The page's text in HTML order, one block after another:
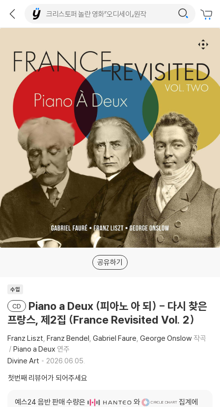
공유하기
수입
CD
Piano a Deux (피아노 아 되) - 다시 찾은
프랑스, 제2집 (France Revisited Vol. 2)
Franz Liszt Franz Bendel Gabriel Faure George Onslow 작곡
Piano a Deux 연주
Divine Art
2026.06.05.
첫번째 리뷰어가 되어주세요
예스24 음반 판매 수량은 와
집계에